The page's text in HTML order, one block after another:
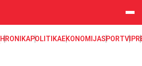
HRONIKAPOLITIKAEKONOMIJASPORTVIP